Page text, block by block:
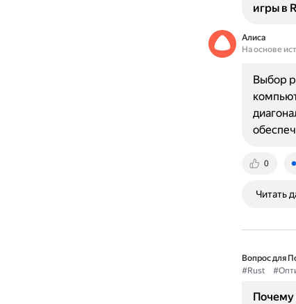
игры в
Алиса
На основе
0
Выбор
Читать
Вопрос для
#Rust
Почему